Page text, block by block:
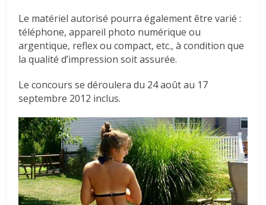
Le matériel autorisé pourra également être varié :
téléphone, appareil photo numérique ou
argentique, reflex ou compact, etc., à condition que
la qualité d’impression soit assurée.
Le concours se déroulera du 24 août au 17
septembre 2012 inclus.